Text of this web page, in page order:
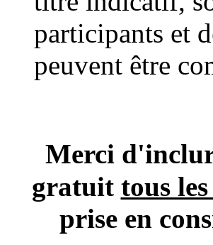
participants et
peuvent être
Merci
gratuit tous
prise en